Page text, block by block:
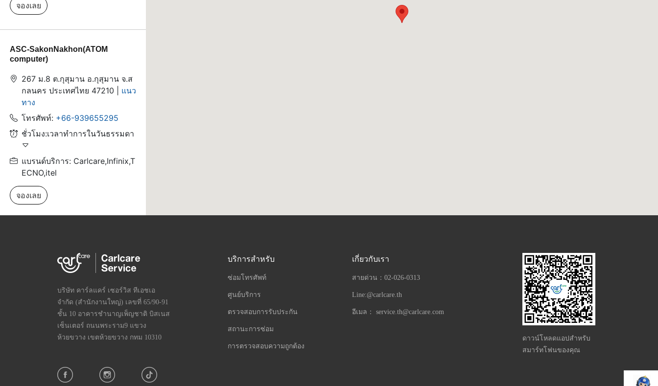
จองเลย
ASC-SakonNakhon(ATOM
computer)
267 ม.8 ต.กุสุมาน อ.กุสุมาน จ.ส
กลนคร ประเทศไทย 47210 | แนว
ทาง
โทรศัพท์: +66-939655295
ชั่วโมง:เวลาทำการในวันธรรมดา
แบรนด์บริการ: Carlcare,Infinix,T
ECNO,itel
จองเลย
238/17 ถ.แสงศรี ต.หาดใหญ่ อ.ห
าดใหญ่ จ.สงขลา |
แนวทาง
+66-894651999
+66-867492222
ชั่วโมง:เวลาทำการในวันธรรมดา
แบรนด์บริการ: Carlcare,Infinix,T
บริษัท คาร์ลแคร์ เซอร์วิส ทีเอชเอ
จำกัด (สำนักงานใหญ่) เลขที่ 65/90-91
ชั้น 10 อาคารชำนาญเพ็ญชาติ บิสเนส
เซ็นเตอร์ ถนนพระราม9 แขวง
ห้วยขวาง เขตห้วยขวาง กทม 10310
บริการสำหรับ
ซ่อมโทรศัพท์
ศูนย์บริการ
ตรวจสอบการรับประกัน
สถานะการซ่อม
การตรวจสอบความถูกต้อง
เกี่ยวกับเรา
สายด่วน： 02-026-0313
Line:@carlcare.th
อีเมล： service.th@carlcare.com
ดาวน์โหลดแอปสำหรับ
สมาร์ทโฟนของคุณ